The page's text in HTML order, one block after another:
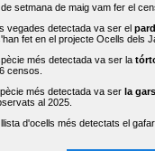
setmana de maig vam fer el
vegades detectada va ser el
fet en el projecte Ocells dels
més detectada va ser la
censos.
més detectada va ser la
al 2025.
d'ocells més detectats el